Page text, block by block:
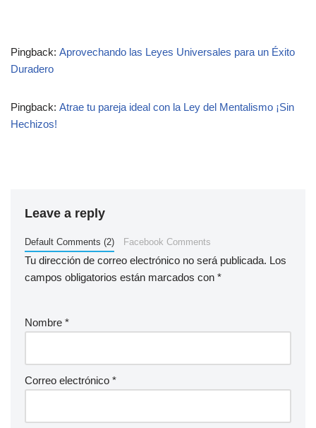
Pingback: Aprovechando las Leyes Universales para un Éxito
Duradero
Pingback: Atrae tu pareja ideal con la Ley del Mentalismo ¡Sin
Hechizos!
Leave a reply
Default Comments (2) Facebook Comments
Tu dirección de correo electrónico no será publicada. Los
campos obligatorios están marcados con *
Nombre *
Correo electrónico *